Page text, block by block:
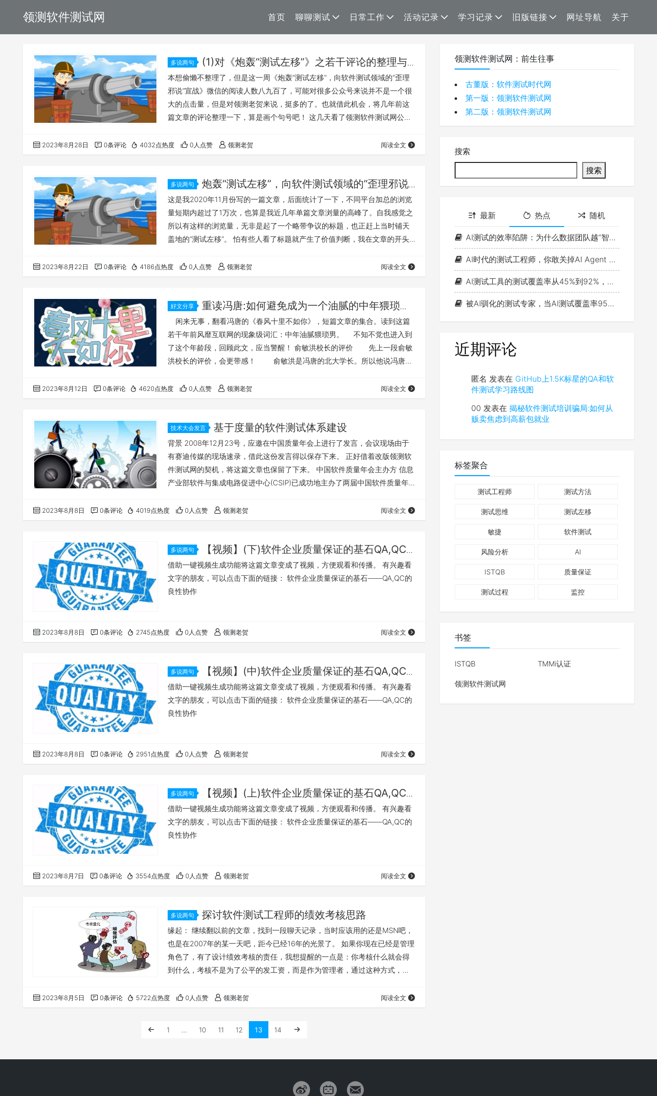
领测软件测试网 首页 聊聊测试 日常工作 活动记录 学习记录 旧版链接 网址导航 关于
多说两句
(1)对《炮轰“测试左移”》之若干评论的整理与
点评
本想偷懒不整理了，但是这一周《炮轰“测试左移”，向软件测试领域的“歪理
邪说”宣战》微信的阅读人数八九百了，可能对很多公众号来说并不是一个很
大的点击量，但是对领测老贺来说，挺多的了。也就借此机会，将几年前这
篇文章的评论整理一下，算是画个句号吧！ 这几天看了领测软件测试网公众
群：从事软件研发岗位的，从事软件测试岗位的，再有就是做软件测试工程
师就业培训的。 评论内容有简单说好的，也有结合自身经历谈谈感想
2023年8月28日 0条评论 4032点热度 0人点赞 领测老贺 阅读全文
多说两句
炮轰“测试左移”，向软件测试领域的“歪理邪说”
宣战
这是我2020年11月份写的一篇文章，后面统计了一下，不同平台加总的浏览
量短期内超过了1万次，也算是我近几年单篇文章浏量的高峰了。自我感觉之
所以有这样的浏览量，无非是起了一个略带争议的标题，也正赶上当时铺天
盖地的“测试左移”。 怕有些人看了标题就产生了价值判断，我在文章的开头
领域故意或者非故意的把“测试左移”直接歪曲为“测试工程师左移”的歪理，从
而“贩卖焦虑”的人！具体的论述，看下面的文章就行了。 后面有时间我再总
2023年8月22日 0条评论 4186点热度 0人点赞 领测老贺 阅读全文
好文分享
重读冯唐:如何避免成为一个油腻的中年猥琐男
人
闲来无事，翻看冯唐的《春风十里不如你》，短篇文章的集合。读到这篇
若干年前风靡互联网的现象级词汇：中年油腻猥琐男。 不知不觉也进入到
了这个年龄段，回顾此文，应当警醒！ 俞敏洪校长的评价 先上一段俞敏
洪校长的评价，会更带感！ 俞敏洪是冯唐的北大学长。所以他说冯唐的
子，不要停止学习，不要当着别人的面去谈性，不要教育晚辈，不要老去回
忆从前做了什么事情。我认为这就是冯唐自己的恐惧。他写的书，要不就是
2023年8月12日 0条评论 4620点热度 0人点赞 领测老贺 阅读全文
技术大会发言 基于度量的软件测试体系建设
背景 2008年12月23号，应邀在中国质量年会上进行了发言，会议现场由于
有赛迪传媒的现场速录，借此这份发言得以保存下来。 正好借着改版领测软
件测试网的契机，将这篇文章也保留了下来。 中国软件质量年会主办方 信息
产业部软件与集成电路促进中心(CSIP)已成功地主办了两届中国软件质量年
得的成绩，把软件质量年会做实，为增强我国软件企业竞争能力、振兴我国
软件产业，助力信息化与工业化融合做出积极贡献。 速记发言稿 开场 时间
2023年8月8日 0条评论 4019点热度 0人点赞 领测老贺 阅读全文
多说两句
【视频】(下)软件企业质量保证的基石QA,QC
的良性协作
借助一键视频生成功能将这篇文章变成了视频，方便观看和传播。 有兴趣看
文字的朋友，可以点击下面的链接： 软件企业质量保证的基石――QA,QC的
良性协作
2023年8月8日 0条评论 2745点热度 0人点赞 领测老贺 阅读全文
多说两句
【视频】(中)软件企业质量保证的基石QA,QC
的良性协作
借助一键视频生成功能将这篇文章变成了视频，方便观看和传播。 有兴趣看
文字的朋友，可以点击下面的链接： 软件企业质量保证的基石――QA,QC的
良性协作
2023年8月8日 0条评论 2951点热度 0人点赞 领测老贺 阅读全文
多说两句
【视频】(上)软件企业质量保证的基石QA,QC
的良性协作
借助一键视频生成功能将这篇文章变成了视频，方便观看和传播。 有兴趣看
文字的朋友，可以点击下面的链接： 软件企业质量保证的基石――QA,QC的
良性协作
2023年8月7日 0条评论 3554点热度 0人点赞 领测老贺 阅读全文
多说两句 探讨软件测试工程师的绩效考核思路
缘起： 继续翻以前的文章，找到一段聊天记录，当时应该用的还是MSN吧，
也是在2007年的某一天吧，距今已经16年的光景了。 如果你现在已经是管理
角色了，有了设计绩效考核的责任，我想提醒的一点是：你考核什么就会得
到什么，考核不是为了公平的发工资，而是作为管理者，通过这种方式，带
司测试部经理关于测试人员绩效考核的讨论，由于保密的原因隐去了对方的
姓名。 讨论并没有结束，尤其是有效的度量指标是什么还在思考中。 测试过
程中我们有很多的度量数据，…
2023年8月5日 0条评论 5722点热度 0人点赞 领测老贺 阅读全文
1 … 10 11 12 13 14
领测软件测试网：前生往事
古董版：软件测试时代网
第一版：领测软件测试网
第二版：领测软件测试网
搜索
搜索
最新 热点 随机
AI测试的效率陷阱：为什么数据团队越“智能”，测试思维越浅薄？
AI时代的测试工程师，你敢关掉AI Agent 一小时吗？
AI测试工具的测试覆盖率从45%到92%，故障率反而涨了15%
被AI驯化的测试专家，当AI测试覆盖率95%时，缺陷漏报率反而更高了：判断力退化的真相是什么？
近期评论
匿名 发表在 GitHub上1.5K标星的QA和软
件测试学习路线图
00 发表在揭秘软件测试培训骗局:如何从
贩卖焦虑到高薪包就业
标签聚合
测试工程师 测试方法
测试思维 测试左移
敏捷 软件测试
风险分析 AI
ISTQB 质量保证
测试过程 监控
书签
ISTQB TMMi认证
领测软件测试网